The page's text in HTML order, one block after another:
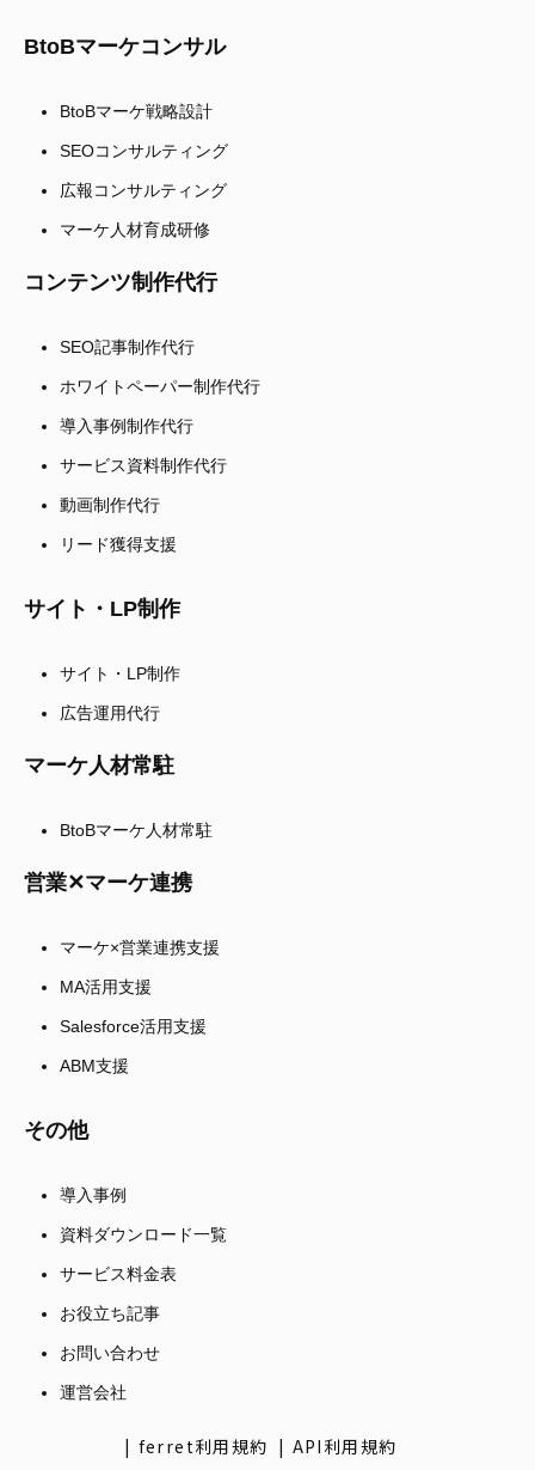
BtoBマーケコンサル
BtoBマーケ戦略設計
SEOコンサルティング
広報コンサルティング
マーケ人材育成研修
コンテンツ制作代行
SEO記事制作代行
ホワイトペーパー制作代行
導入事例制作代行
サービス資料制作代行
動画制作代行
リード獲得支援
サイト・LP制作
サイト・LP制作
広告運用代行
マーケ人材常駐
BtoBマーケ人材常駐
営業✕マーケ連携
マーケ×営業連携支援
MA活用支援
Salesforce活用支援
ABM支援
その他
導入事例
資料ダウンロード一覧
サービス料金表
お役立ち記事
お問い合わせ
運営会社
ferret利用規約
API利用規約